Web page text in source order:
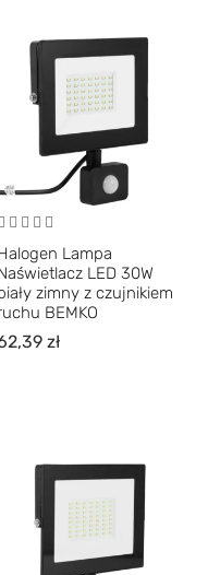
Lampa
LED 30W
zimny z czujnikiem
BEMKO
zł